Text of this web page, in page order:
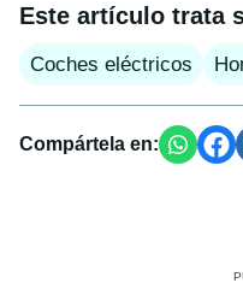
Este artículo trata
Coches eléctricos
Compártela en: